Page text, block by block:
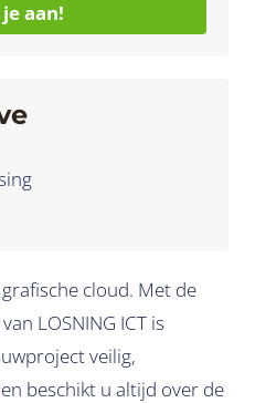
aan!
cloud. Met de
LOSNING ICT is
veilig,
beschikt u altijd over de